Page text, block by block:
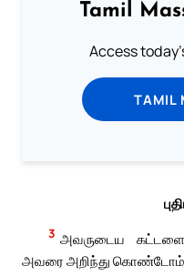
Tamil
Access
TAMIL
3 அவருடைய
அவரை அறிந்து கொண்டோம்